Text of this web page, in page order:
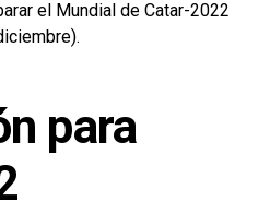
el Mundial de Catar-2022
para